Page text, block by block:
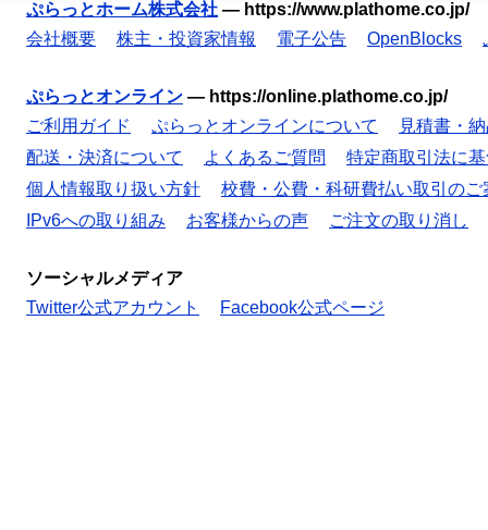
ぷらっとホーム株式会社 — https://www.plathome.co.jp/
会社概要
株主・投資家情報 電子公告 OpenBlocks
ぷらっとオンライン — https://online.plathome.co.jp/
ご利用ガイド
ぷらっとオンラインについて
見積書・
配送・決済について
よくあるご質問
特定商取引法に
個人情報取り扱い方針
校費・公費・科研費払い取引のご
IPv6への取り組み
お客様からの声 ご注文の取り消し
ソーシャルメディア
Twitter公式アカウント
Facebook公式ページ